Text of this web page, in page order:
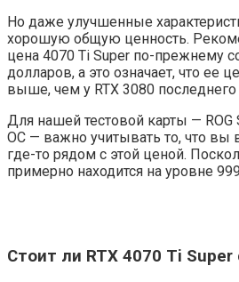
Но даже улучшенные
хорошую общую ценность.
цена 4070 Ti Super по-прежнему
долларов, а это означает, что ее
выше, чем у RTX 3080 последнего
Для нашей тестовой карты — ROG
OC — важно учитывать то, что вы
где-то рядом с этой ценой.
примерно находится на уровне
Стоит ли RTX 4070 Ti Super